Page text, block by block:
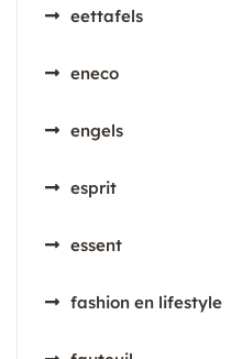
eettafels
eneco
engels
esprit
essent
fashion en lifestyle